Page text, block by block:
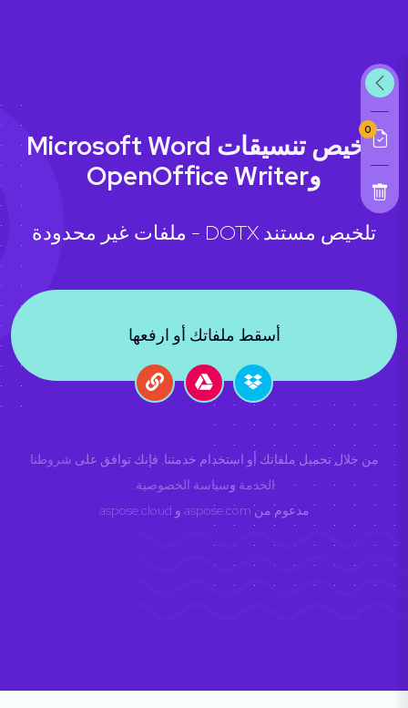
0
تلخيص تنسيقات Microsoft Word
وOpenOffice Writer
تلخيص مستند DOTX - ملفات غير محدودة
أسقط ملفاتك أو ارفعها
من خلال تحميل ملفاتك أو استخدام خدمتنا, فإنك توافق على شروطنا
الخدمة وسياسة الخصوصية
مدعوم من aspose.com و aspose.cloud